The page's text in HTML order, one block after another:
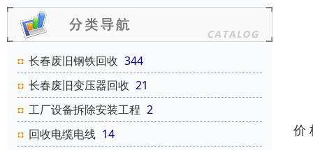
长春废旧钢铁回收 344
长春废旧变压器回收 21
工厂设备拆除安装工程 2
回收电缆电线 14
价